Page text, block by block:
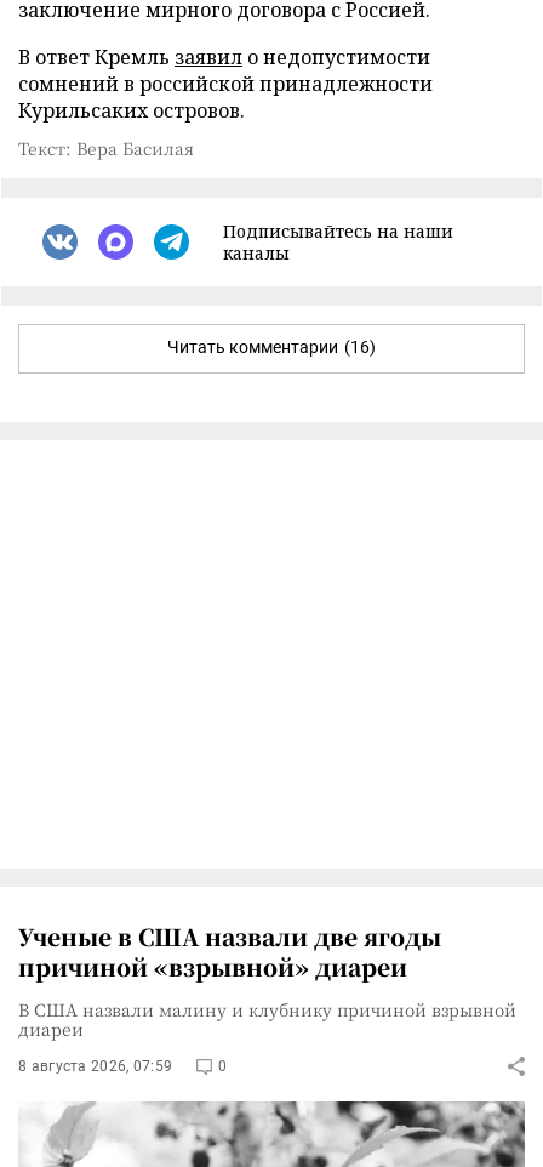
заключение мирного договора с Россией.
В ответ Кремль заявил о недопустимости
сомнений в российской принадлежности
Курильсаких островов.
Текст: Вера Басилая
Подписывайтесь на наши
каналы
Читать комментарии (16)
Ученые в США назвали две ягоды
причиной «взрывной» диареи
В США назвали малину и клубнику причиной взрывной
диареи
8 августа 2026, 07:59 0